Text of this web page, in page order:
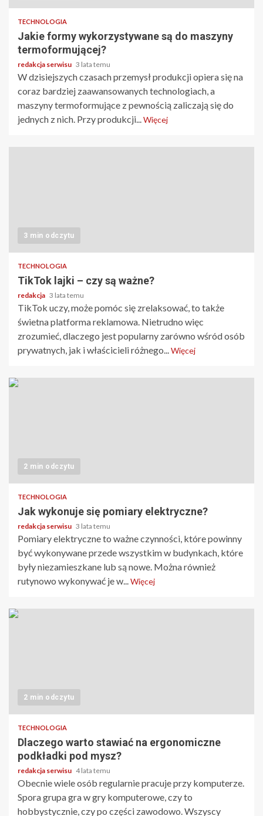
TECHNOLOGIA
Jakie formy wykorzystywane są do maszyny
termoformującej?
redakcja serwisu 3 lata temu
W dzisiejszych czasach przemysł produkcji opiera się na
coraz bardziej zaawansowanych technologiach, a
maszyny termoformujące z pewnością zaliczają się do
jednych z nich. Przy produkcji...Więcej
3 min odczytu
TECHNOLOGIA
TikTok lajki – czy są ważne?
redakcja 3 lata temu
TikTok uczy, może pomóc się zrelaksować, to także
świetna platforma reklamowa. Nietrudno więc
zrozumieć, dlaczego jest popularny zarówno wśród osób
prywatnych, jak i właścicieli różnego...Więcej
2 min odczytu
TECHNOLOGIA
Jak wykonuje się pomiary elektryczne?
redakcja serwisu 3 lata temu
Pomiary elektryczne to ważne czynności, które powinny
być wykonywane przede wszystkim w budynkach, które
były niezamieszkane lub są nowe. Można również
rutynowo wykonywać je w...Więcej
2 min odczytu
TECHNOLOGIA
Dlaczego warto stawiać na ergonomiczne
podkładki pod mysz?
redakcja serwisu 4 lata temu
Obecnie wiele osób regularnie pracuje przy komputerze.
Spora grupa gra w gry komputerowe, czy to
hobbystycznie, czy po części zawodowo. Wszyscy